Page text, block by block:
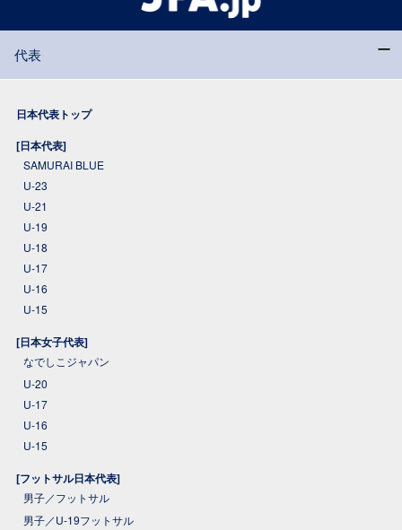
代表
日本代表トップ
[日本代表]
SAMURAI BLUE
U-23
U-21
U-19
U-18
U-17
U-16
U-15
[日本女子代表]
なでしこジャパン
U-20
U-17
U-16
U-15
[フットサル日本代表]
男子／フットサル
男子／U-19フットサル